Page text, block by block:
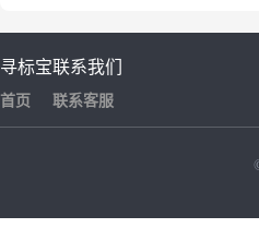
寻标宝
首页
联系我们
联系客服